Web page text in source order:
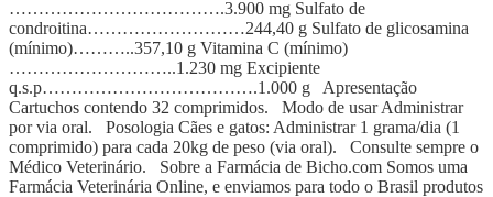
……………………………….3.900 mg Sulfato de
condroitina………………………244,40 g Sulfato de glicosamina
(mínimo)………..357,10 g Vitamina C (mínimo)
………………………..1.230 mg Excipiente
q.s.p……………………………….1.000 g Apresentação
Cartuchos contendo 32 comprimidos. Modo de usar Administrar
por via oral. Posologia Cães e gatos: Administrar 1 grama/dia (1
comprimido) para cada 20kg de peso (via oral). Consulte sempre o
Médico Veterinário. Sobre a Farmácia de Bicho.com Somos uma
Farmácia Veterinária Online, e enviamos para todo o Brasil produtos